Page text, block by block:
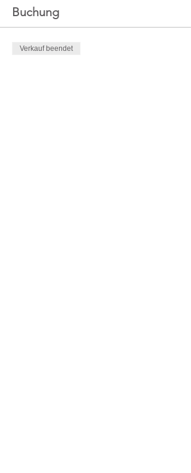
Buchung
Verkauf beendet